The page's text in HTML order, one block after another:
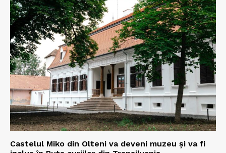
Castelul Miko din Olteni va deveni muzeu şi va fi